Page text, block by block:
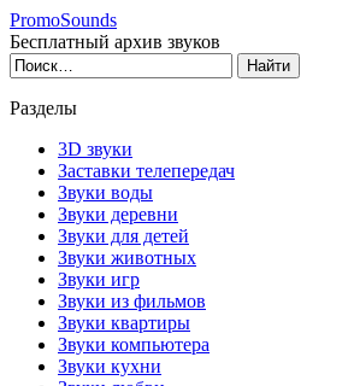
PromoSounds
Бесплатный архив звуков
Разделы
3D звуки
Заставки телепередач
Звуки воды
Звуки деревни
Звуки для детей
Звуки животных
Звуки игр
Звуки из фильмов
Звуки квартиры
Звуки компьютера
Звуки кухни